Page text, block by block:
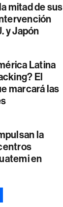
mitad de sus
y Japón
Latina
El
marcará las
la
en